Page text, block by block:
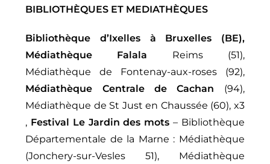
BIBLIOTHÈQUES ET MEDIATHÈQUES
Bibliothèque d’Ixelles à Bruxelles (BE),
Médiathèque Falala Reims (51),
Médiathèque de Fontenay-aux-roses (92),
Médiathèque Centrale de Cachan (94),
Médiathèque de St Just en Chaussée (60), x3
, Festival Le Jardin des mots – Bibliothèque
Départementale de la Marne : Médiathèque
(Jonchery-sur-Vesles 51), Médiathèque